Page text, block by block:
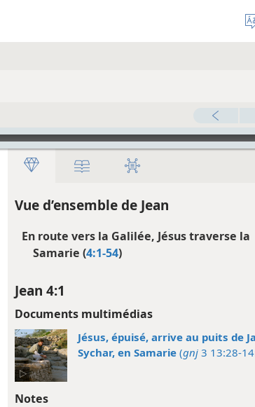
Vue d’ensemble de Jean
En route vers la Galilée, Jésus traverse la
Samarie (4:1-54)
Jean 4:1
Documents multimédias
Jésus, épuisé, arrive au puits de
Sychar, en Samarie (gnj 3 13:28-
Notes